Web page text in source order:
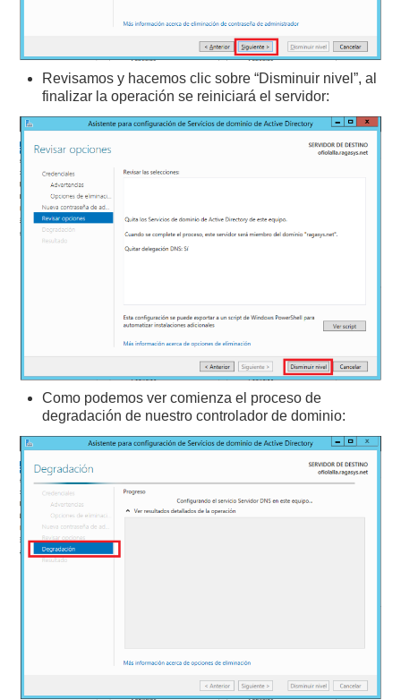
Revisamos y hacemos clic sobre “Disminuir nivel”, al
finalizar la operación se reiniciará el servidor:
Como podemos ver comienza el proceso de
degradación de nuestro controlador de dominio: